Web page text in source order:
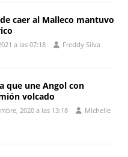
caer al Malleco mantuvo
a las 07:18 Freddy Silva
que une Angol con
volcado
2020 a las 13:18
Michelle